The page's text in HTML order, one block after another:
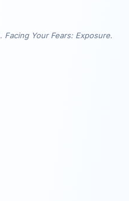
. Facing Your Fears: Exposure.